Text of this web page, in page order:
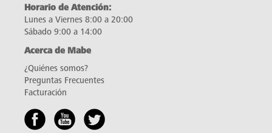
Horario de Atención:
Lunes a Viernes 8:00 a 20:00
Sábado 9:00 a 14:00
Acerca de Mabe
¿Quiénes somos?
Preguntas Frecuentes
Facturación